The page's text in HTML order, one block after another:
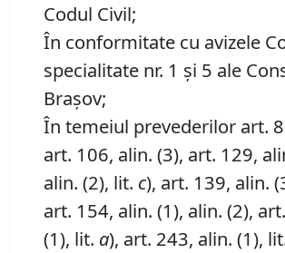
Codul Civil;
În conformitate cu avizele
specialitate nr. 1 și 5 ale
Brașov;
În temeiul prevederilor art.
art. 106, alin. (3), art. 129,
alin. (2), lit. c), art. 139, alin.
art. 154, alin. (1), alin. (2),
(1), lit. a), art. 243, alin. (1),